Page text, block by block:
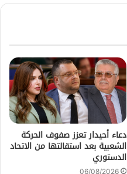
دعاء أحيدار تعزز صفوف الحركة
الشعبية بعد استقالتها من الاتحاد
الدستوري
06/08/2026